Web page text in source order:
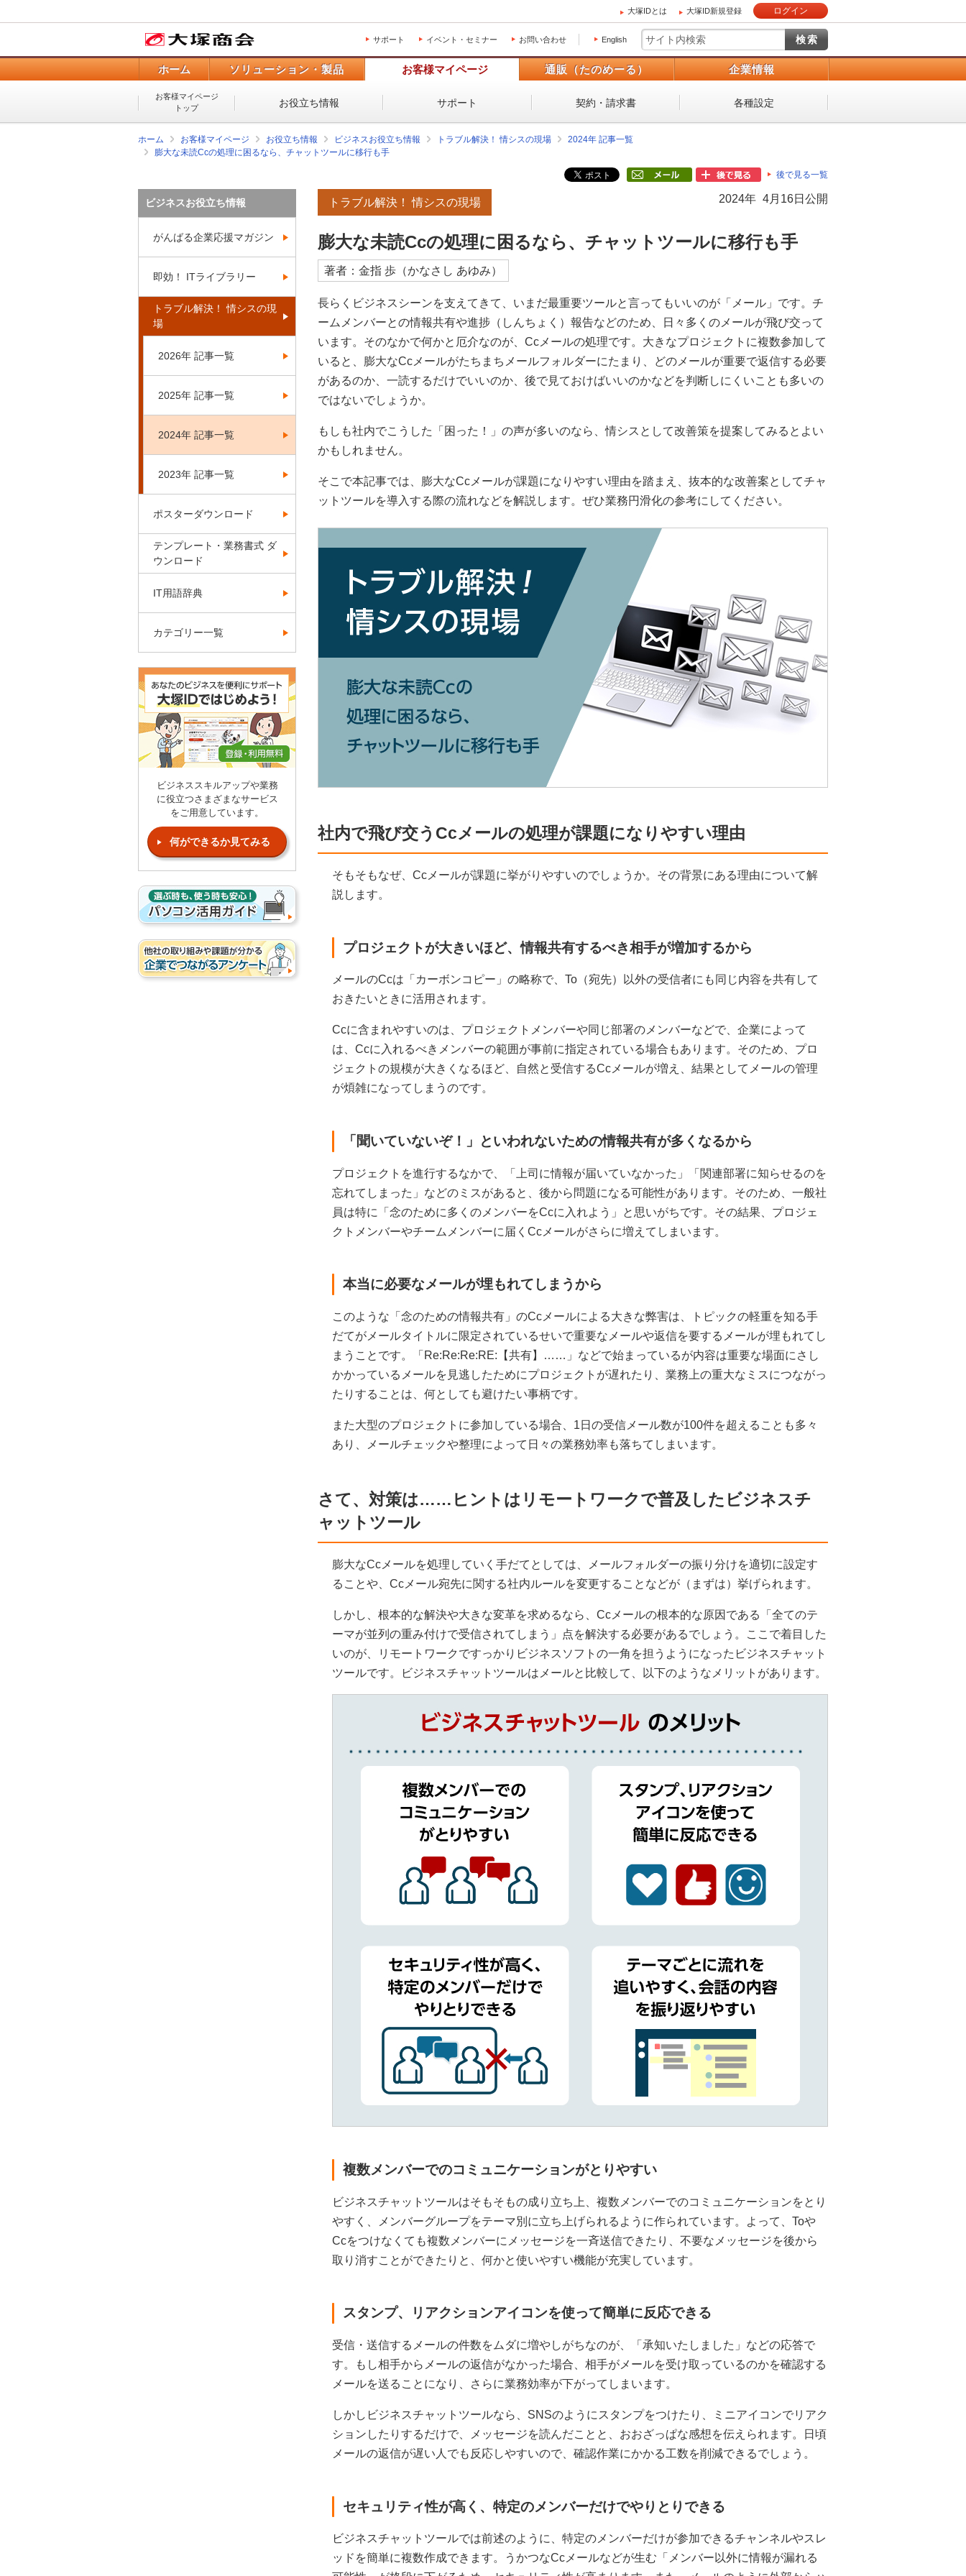
大塚IDとは 大塚ID新規登録 ログイン
サポート イベント・セミナー お問い合わせ English
ホーム ソリューション・製品 お客様マイページ 通販（たのめーる） 企業情報
お客様マイページ
トップ
お役立ち情報 サポート 契約・請求書 各種設定
ホーム お客様マイページ お役立ち情報 ビジネスお役立ち情報 トラブル解決！ 情シスの現場
2024年 記事一覧
膨大な未読Ccの処理に困るなら、チャットツールに移行も手
後で見る一覧
2024年 4月16日公開
トラブル解決！ 情シスの現場
膨大な未読Ccの処理に困るなら、チャットツールに移行も手
著者：金指 歩（かなさし あゆみ）
長らくビジネスシーンを支えてきて、いまだ最重要ツールと言ってもいいのが「メール」です。チ
ームメンバーとの情報共有や進捗（しんちょく）報告などのため、日々多くのメールが飛び交って
います。そのなかで何かと厄介なのが、Ccメールの処理です。大きなプロジェクトに複数参加して
いると、膨大なCcメールがたちまちメールフォルダーにたまり、どのメールが重要で返信する必要
があるのか、一読するだけでいいのか、後で見ておけばいいのかなどを判断しにくいことも多いの
ではないでしょうか。
もしも社内でこうした「困った！」の声が多いのなら、情シスとして改善策を提案してみるとよい
かもしれません。
そこで本記事では、膨大なCcメールが課題になりやすい理由を踏まえ、抜本的な改善案としてチャ
ットツールを導入する際の流れなどを解説します。ぜひ業務円滑化の参考にしてください。
社内で飛び交うCcメールの処理が課題になりやすい理由
そもそもなぜ、Ccメールが課題に挙がりやすいのでしょうか。その背景にある理由について解
説します。
プロジェクトが大きいほど、情報共有するべき相手が増加するから
メールのCcは「カーボンコピー」の略称で、To（宛先）以外の受信者にも同じ内容を共有して
おきたいときに活用されます。
Ccに含まれやすいのは、プロジェクトメンバーや同じ部署のメンバーなどで、企業によって
は、Ccに入れるべきメンバーの範囲が事前に指定されている場合もあります。そのため、プロ
ジェクトの規模が大きくなるほど、自然と受信するCcメールが増え、結果としてメールの管理
が煩雑になってしまうのです。
「聞いていないぞ！」といわれないための情報共有が多くなるから
プロジェクトを進行するなかで、「上司に情報が届いていなかった」「関連部署に知らせるのを
忘れてしまった」などのミスがあると、後から問題になる可能性があります。そのため、一般社
員は特に「念のために多くのメンバーをCcに入れよう」と思いがちです。その結果、プロジェ
クトメンバーやチームメンバーに届くCcメールがさらに増えてしまいます。
本当に必要なメールが埋もれてしまうから
このような「念のための情報共有」のCcメールによる大きな弊害は、トピックの軽重を知る手
だてがメールタイトルに限定されているせいで重要なメールや返信を要するメールが埋もれてし
まうことです。「Re:Re:Re:RE:【共有】……」などで始まっているが内容は重要な場面にさし
かかっているメールを見逃したためにプロジェクトが遅れたり、業務上の重大なミスにつながっ
たりすることは、何としても避けたい事柄です。
また大型のプロジェクトに参加している場合、1日の受信メール数が100件を超えることも多々
あり、メールチェックや整理によって日々の業務効率も落ちてしまいます。
さて、対策は……ヒントはリモートワークで普及したビジネスチ
ャットツール
膨大なCcメールを処理していく手だてとしては、メールフォルダーの振り分けを適切に設定す
ることや、Ccメール宛先に関する社内ルールを変更することなどが（まずは）挙げられます。
しかし、根本的な解決や大きな変革を求めるなら、Ccメールの根本的な原因である「全てのテ
ーマが並列の重み付けで受信されてしまう」点を解決する必要があるでしょう。ここで着目した
いのが、リモートワークですっかりビジネスソフトの一角を担うようになったビジネスチャット
ツールです。ビジネスチャットツールはメールと比較して、以下のようなメリットがあります。
複数メンバーでのコミュニケーションがとりやすい
ビジネスチャットツールはそもそもの成り立ち上、複数メンバーでのコミュニケーションをとり
やすく、メンバーグループをテーマ別に立ち上げられるように作られています。よって、Toや
Ccをつけなくても複数メンバーにメッセージを一斉送信できたり、不要なメッセージを後から
取り消すことができたりと、何かと使いやすい機能が充実しています。
スタンプ、リアクションアイコンを使って簡単に反応できる
受信・送信するメールの件数をムダに増やしがちなのが、「承知いたしました」などの応答で
す。もし相手からメールの返信がなかった場合、相手がメールを受け取っているのかを確認する
メールを送ることになり、さらに業務効率が下がってしまいます。
しかしビジネスチャットツールなら、SNSのようにスタンプをつけたり、ミニアイコンでリアク
ションしたりするだけで、メッセージを読んだことと、おおざっぱな感想を伝えられます。日頃
メールの返信が遅い人でも反応しやすいので、確認作業にかかる工数を削減できるでしょう。
セキュリティ性が高く、特定のメンバーだけでやりとりできる
ビジネスチャットツールでは前述のように、特定のメンバーだけが参加できるチャンネルやスレ
ッドを簡単に複数作成できます。うかつなCcメールなどが生む「メンバー以外に情報が漏れる
ビジネスお役立ち情報
がんばる企業応援マガジン
即効！ ITライブラリー
トラブル解決！ 情シスの現
場
2026年 記事一覧
2025年 記事一覧
2024年 記事一覧
2023年 記事一覧
ポスターダウンロード
テンプレート・業務書式 ダ
ウンロード
IT用語辞典
カテゴリー一覧
ビジネススキルアップや業務
に役立つさまざまなサービス
をご用意しています。
何ができるか見てみる